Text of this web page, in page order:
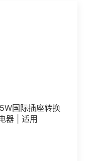
国际插座转换
器 | 适用